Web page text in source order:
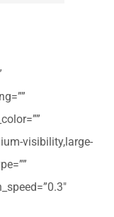
visibility,large-